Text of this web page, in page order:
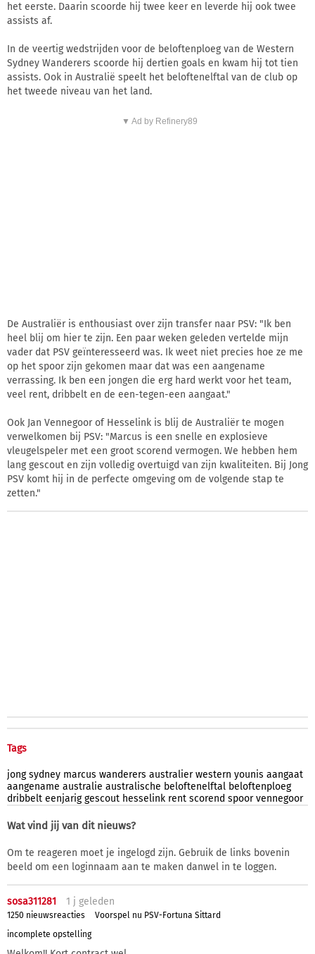
het eerste. Daarin scoorde hij twee keer en leverde hij ook twee
assists af.
In de veertig wedstrijden voor de beloftenploeg van de Western
Sydney Wanderers scoorde hij dertien goals en kwam hij tot tien
assists. Ook in Australië speelt het beloftenelftal van de club op
het tweede niveau van het land.
▼ Ad by Refinery89
De Australiër is enthousiast over zijn transfer naar PSV: "Ik ben
heel blij om hier te zijn. Een paar weken geleden vertelde mijn
vader dat PSV geïnteresseerd was. Ik weet niet precies hoe ze me
op het spoor zijn gekomen maar dat was een aangename
verrassing. Ik ben een jongen die erg hard werkt voor het team,
veel rent, dribbelt en de een-tegen-een aangaat."
Ook Jan Vennegoor of Hesselink is blij de Australiër te mogen
verwelkomen bij PSV: "Marcus is een snelle en explosieve
vleugelspeler met een groot scorend vermogen. We hebben hem
lang gescout en zijn volledig overtuigd van zijn kwaliteiten. Bij Jong
PSV komt hij in de perfecte omgeving om de volgende stap te
zetten."
Tags
jong sydney marcus wanderers australier western younis aangaat
aangename australie australische beloftenelftal beloftenploeg
dribbelt eenjarig gescout hesselink rent scorend spoor vennegoor
Wat vind jij van dit nieuws?
Om te reageren moet je ingelogd zijn. Gebruik de links bovenin
beeld om een loginnaam aan te maken danwel in te loggen.
sosa311281 1 j geleden
1250 nieuwsreacties
Voorspel nu PSV-Fortuna Sittard
incomplete opstelling